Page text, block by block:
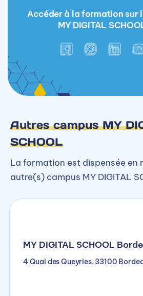
Accéder à la formation sur
MY DIGITAL
Autres campus MY
SCHOOL
La formation est dispensée en
autre(s) campus MY DIGITAL
MY DIGITAL SCHOOL
4 Quai des Queyries, 33100